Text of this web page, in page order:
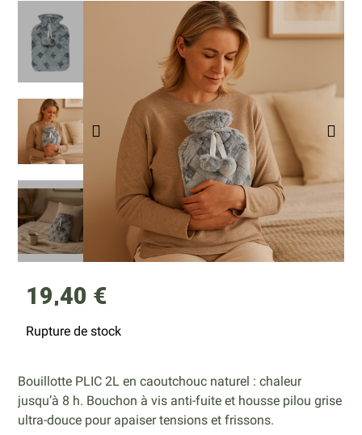
19,40 €
Rupture de stock
Bouillotte PLIC 2L en caoutchouc naturel : chaleur
jusqu’à 8 h. Bouchon à vis anti-fuite et housse pilou grise
ultra-douce pour apaiser tensions et frissons.